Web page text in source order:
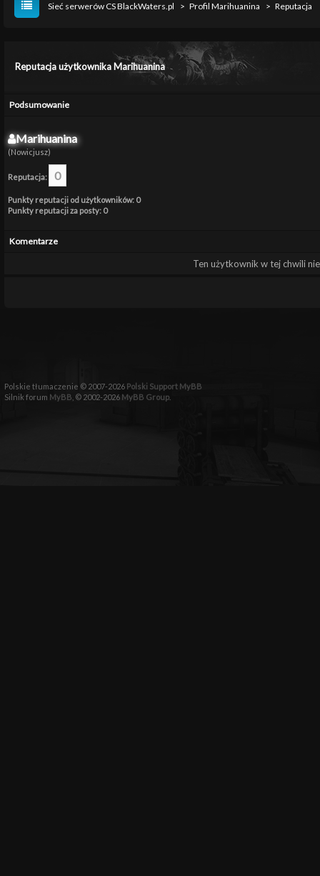
Sieć serwerów CS BlackWaters.pl > Profil Marihuanina > Reputacja
Reputacja użytkownika Marihuanina
Podsumowanie
Marihuanina
(Nowicjusz)
Reputacja: 0
Punkty reputacji od użytkowników: 0
Punkty reputacji za posty: 0
Komentarze
Ten użytkownik w tej chwili
Polskie tłumaczenie © 2007-2026 Polski Support MyBB
Silnik forum MyBB , © 2002-2026 MyBB Group